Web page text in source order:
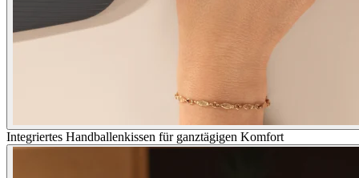
Integriertes Handballenkissen für ganztägigen Komfort